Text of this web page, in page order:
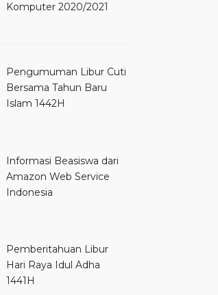
Komputer 2020/2021
Pengumuman Libur Cuti
Bersama Tahun Baru
Islam 1442H
Informasi Beasiswa dari
Amazon Web Service
Indonesia
Pemberitahuan Libur
Hari Raya Idul Adha
1441H